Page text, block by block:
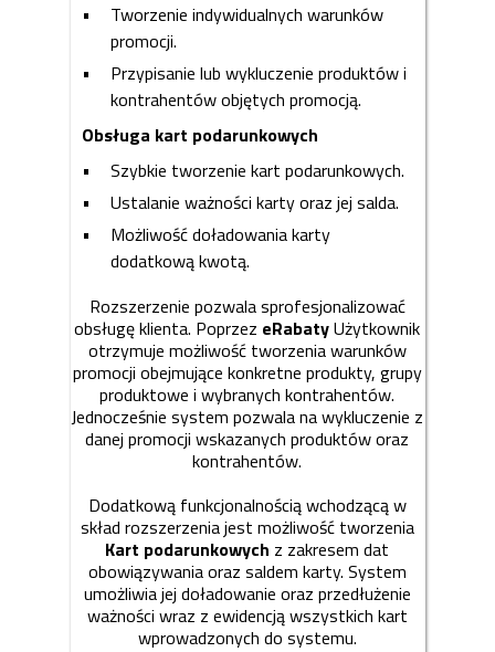
Tworzenie indywidualnych warunków
promocji.
Przypisanie lub wykluczenie produktów i
kontrahentów objętych promocją.
Szybkie tworzenie kart podarunkowych.
Ustalanie ważności karty oraz jej salda.
Możliwość doładowania karty
dodatkową kwotą.
Obsługa kart podarunkowych
Rozszerzenie pozwala sprofesjonalizować
obsługę klienta. Poprzez eRabatyUżytkownik
otrzymuje możliwość tworzenia warunków
promocji obejmujące konkretne produkty, grupy
produktowe i wybranych kontrahentów.
Jednocześnie system pozwala na wykluczenie z
danej promocji wskazanych produktów oraz
kontrahentów.
Dodatkową funkcjonalnością wchodzącą w
skład rozszerzenia jest możliwość tworzenia
Kart podarunkowych z zakresem dat
obowiązywania oraz saldem karty. System
umożliwia jej doładowanie oraz przedłużenie
ważności wraz z ewidencją wszystkich kart
wprowadzonych do systemu.